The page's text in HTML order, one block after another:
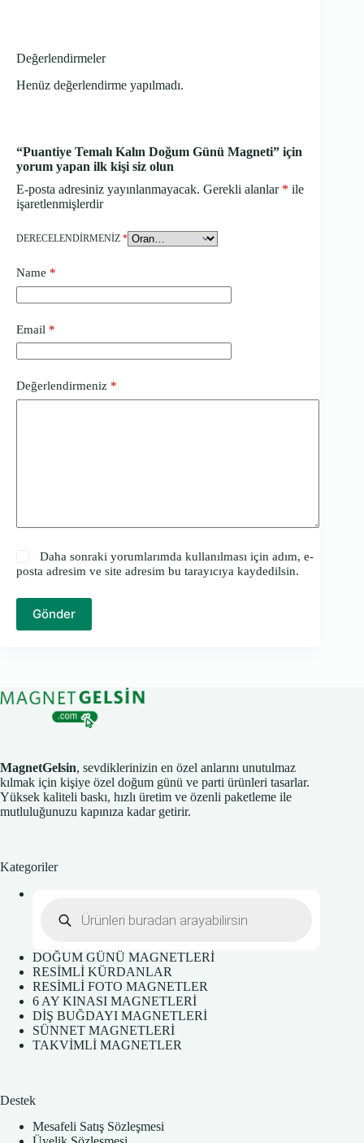
Değerlendirmeler
Henüz değerlendirme yapılmadı.
“Puantiye Temalı Kalın Doğum Günü Magneti” için
yorum yapan ilk kişi siz olun
E-posta adresiniz yayınlanmayacak. Gerekli alanlar * ile
işaretlenmişlerdir
DERECELENDIRMENIZ *
Name *
Email *
Değerlendirmeniz *
Daha sonraki yorumlarımda kullanılması için adım, e-
posta adresim ve site adresim bu tarayıcıya kaydedilsin.
Gönder
MagnetGelsin, sevdiklerinizin en özel anlarını unutulmaz
kılmak için kişiye özel doğum günü ve parti ürünleri tasarlar.
Yüksek kaliteli baskı, hızlı üretim ve özenli paketleme ile
mutluluğunuzu kapınıza kadar getirir.
Kategoriler
search
DOĞUM GÜNÜ MAGNETLERİ
RESİMLİ KÜRDANLAR
RESİMLİ FOTO MAGNETLER
6 AY KINASI MAGNETLERİ
DİŞ BUĞDAYI MAGNETLERİ
SÜNNET MAGNETLERİ
TAKVİMLİ MAGNETLER
Destek
Mesafeli Satış Sözleşmesi